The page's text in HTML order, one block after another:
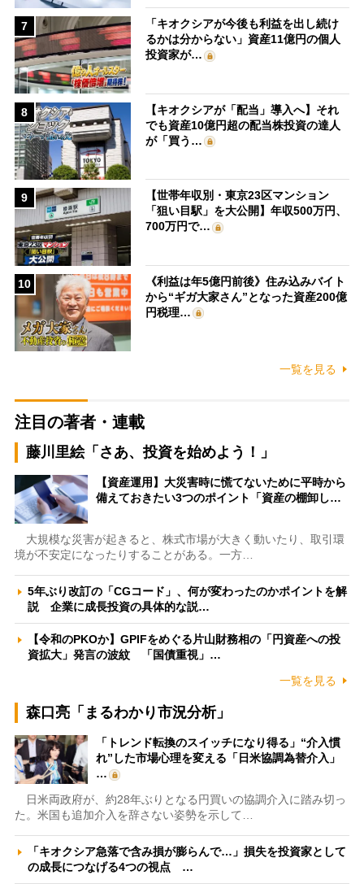
7
「キオクシアが今後も利益を出し続け
るかは分からない」資産11億円の個人
投資家が…
8
【キオクシアが「配当」導入へ】それ
でも資産10億円超の配当株投資の達人
が「買う…
9
【世帯年収別・東京23区マンション
「狙い目駅」を大公開】年収500万円、
700万円で…
10
《利益は年5億円前後》住み込みバイト
から“ギガ大家さん”となった資産200億
円税理…
一覧を見る
注目の著者・連載
藤川里絵「さあ、投資を始めよう！」
【資産運用】大災害時に慌てないために平時から
備えておきたい3つのポイント「資産の棚卸し…
大規模な災害が起きると、株式市場が大きく動いたり、取引環
境が不安定になったりすることがある。一方…
5年ぶり改訂の「CGコード」、何が変わったのかポイントを解
説 企業に成長投資の具体的な説…
【令和のPKOか】GPIFをめぐる片山財務相の「円資産への投
資拡大」発言の波紋 「国債重視」…
一覧を見る
森口亮「まるわかり市況分析」
「トレンド転換のスイッチになり得る」“介入慣
れ”した市場心理を変える「日米協調為替介入」
…
日米両政府が、約28年ぶりとなる円買いの協調介入に踏み切っ
た。米国も追加介入を辞さない姿勢を示して…
「キオクシア急落で含み損が膨らんで…」損失を投資家として
の成長につなげる4つの視点 …